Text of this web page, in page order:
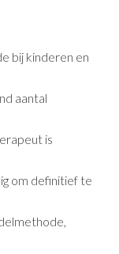
bij kinderen en
aantal
is
om definitief te